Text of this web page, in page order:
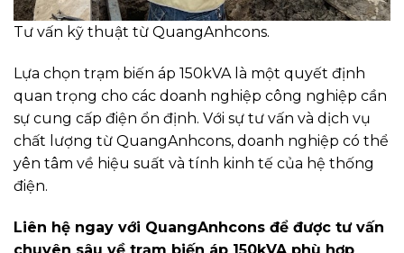
Tư vấn kỹ thuật từ QuangAnhcons.
Lựa chọn trạm biến áp 150kVA là một quyết định
quan trọng cho các doanh nghiệp công nghiệp cần
sự cung cấp điện ổn định. Với sự tư vấn và dịch vụ
chất lượng từ QuangAnhcons, doanh nghiệp có thể
yên tâm về hiệu suất và tính kinh tế của hệ thống
điện.
Liên hệ ngay với QuangAnhcons để được tư vấn
chuyên sâu về trạm biến áp 150kVA phù hợp